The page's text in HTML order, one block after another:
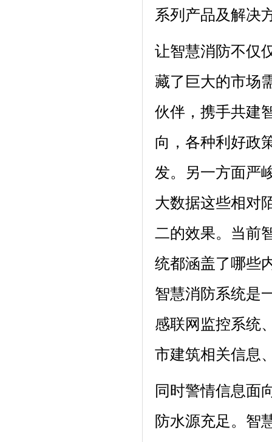
系列产品及解决
让智慧消防不仅
藏了巨大的市场
伙伴，携手共建
向，各种利好政
发。另一方面严
大数据这些相对
二的效果。当前
统都涵盖了哪些
智慧消防系统是
感联网监控系统
市建筑相关信息
同时警情信息面
防水源充足。智